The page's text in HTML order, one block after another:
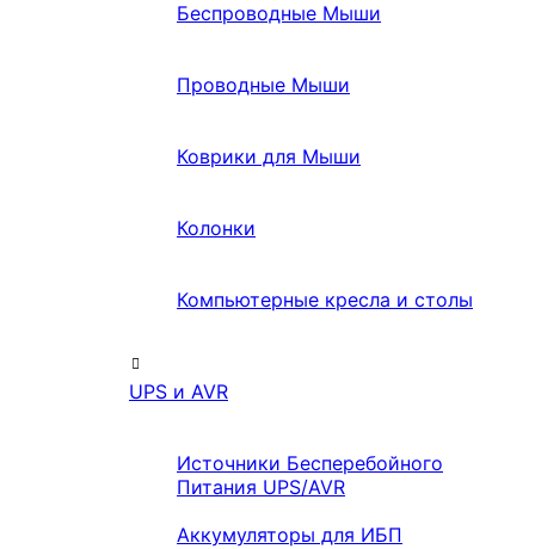
Беспроводные Мыши
Проводные Мыши
Коврики для Мыши
Колонки
Компьютерные кресла и столы
UPS и AVR
Источники Бесперебойного
Питания UPS/AVR
Аккумуляторы для ИБП